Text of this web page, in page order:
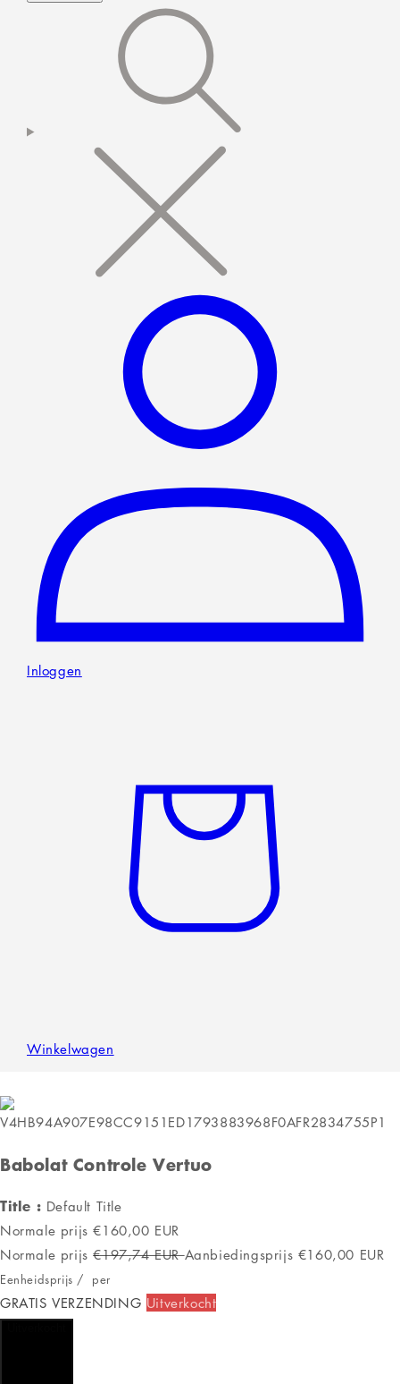
Inloggen
Winkelwagen
Babolat Controle Vertuo
Title : Default Title
Normale prijs €160,00 EUR
Normale prijs €197,74 EURAanbiedingsprijs €160,00 EUR
Eenheidsprijs / per
GRATIS VERZENDING Uitverkocht